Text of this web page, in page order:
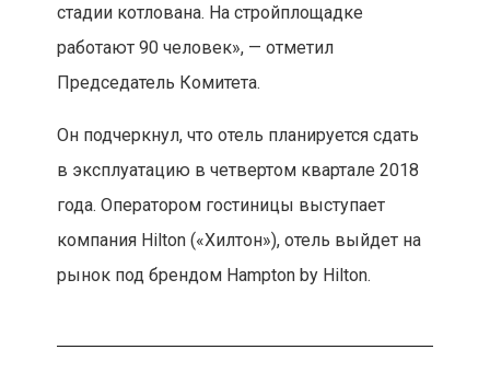
стадии котлована. На стройплощадке
работают 90 человек», — отметил
Председатель Комитета.
Он подчеркнул, что отель планируется сдать
в эксплуатацию в четвертом квартале 2018
года. Оператором гостиницы выступает
компания Hilton («Хилтон»), отель выйдет на
рынок под брендом Hampton by Hilton.